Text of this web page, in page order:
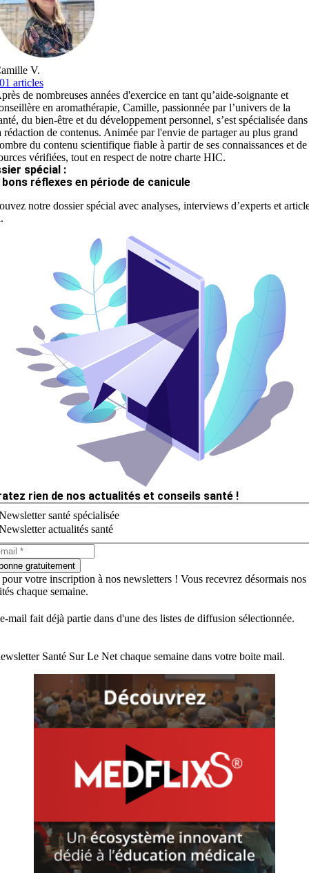
V.
articles
de nombreuses années d'exercice en tant qu’aide-soignante et
en aromathérapie, Camille, passionnée par l’univers de la
du bien-être et du développement personnel, s’est spécialisée dans
rédaction de contenus. Animée par l'envie de partager au plus grand
du contenu scientifique fiable à partir de ses connaissances et de
vérifiées, tout en respect de notre charte HIC.
spécial :
bons réflexes en période de canicule
notre dossier spécial avec analyses, interviews d’experts et
rien de nos actualités et conseils santé !
santé spécialisée
actualités santé
gratuitement
votre inscription à nos newsletters ! Vous recevrez désormais nos
chaque semaine.
mail fait déjà partie dans d'une des listes de diffusion sélectionnée.
Santé Sur Le Net chaque semaine dans votre boite mail.